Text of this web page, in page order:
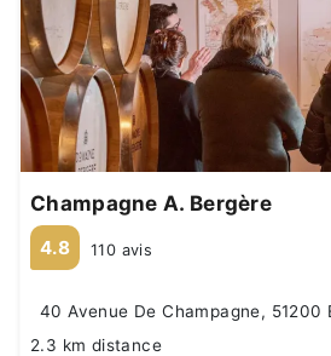
Champagne A. Bergère
4.8 110 avis
40 Avenue De Champagne, 51200
2.3 km distance